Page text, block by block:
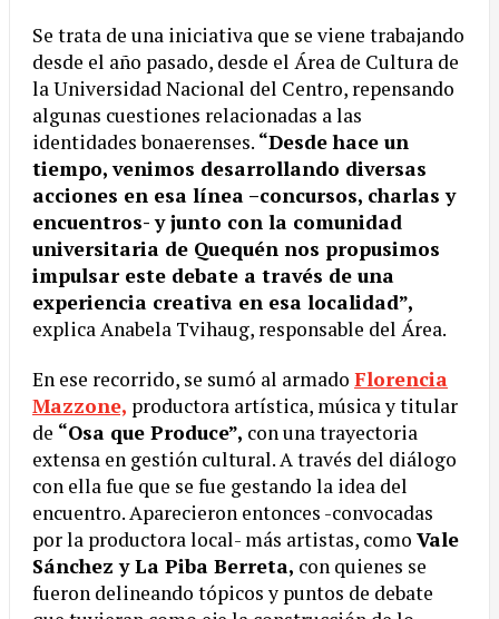
Se trata de una iniciativa que se viene trabajando
desde el año pasado, desde el Área de Cultura de
la Universidad Nacional del Centro, repensando
algunas cuestiones relacionadas a las
identidades bonaerenses. “Desde hace un
tiempo, venimos desarrollando diversas
acciones en esa línea –concursos, charlas y
encuentros- y junto con la comunidad
universitaria de Quequén nos propusimos
impulsar este debate a través de una
experiencia creativa en esa localidad”,
explica Anabela Tvihaug, responsable del Área.
En ese recorrido, se sumó al armado Florencia
Mazzone, productora artística, música y titular
de “Osa que Produce”, con una trayectoria
extensa en gestión cultural. A través del diálogo
con ella fue que se fue gestando la idea del
encuentro. Aparecieron entonces -convocadas
por la productora local- más artistas, como Vale
Sánchez y La Piba Berreta, con quienes se
fueron delineando tópicos y puntos de debate